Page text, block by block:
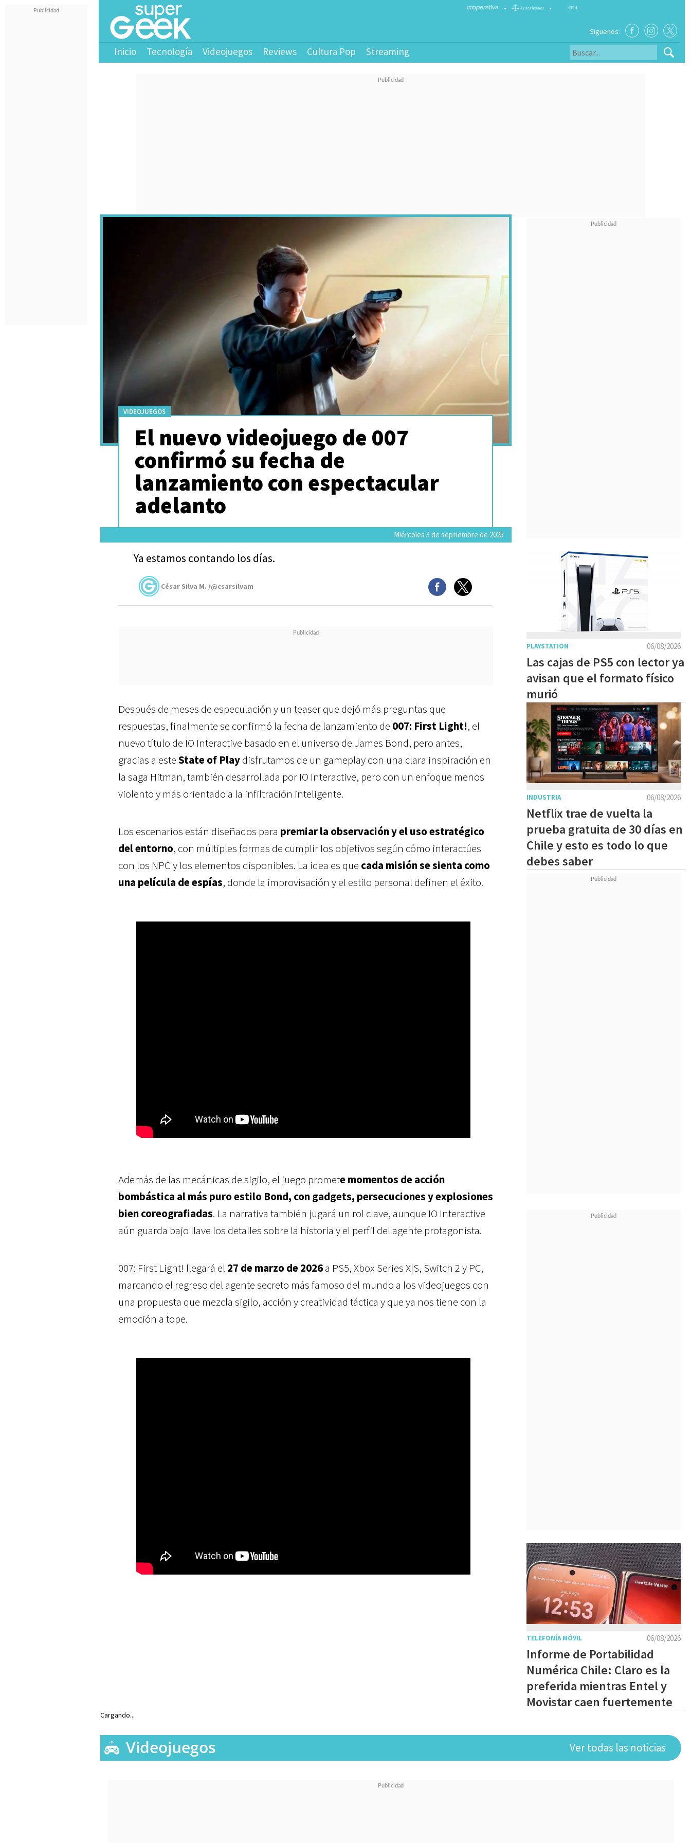
• •
Síguenos:
Inicio Tecnología Videojuegos Reviews Cultura Pop Streaming
VIDEOJUEGOS
El nuevo videojuego de 007
confirmó su fecha de
lanzamiento con espectacular
adelanto
Miércoles 3 de septiembre de 2025
Ya estamos contando los días.
César Silva M. /@csarsilvam
Después de meses de especulación y un teaser que dejó más preguntas que
respuestas, finalmente se confirmó la fecha de lanzamiento de 007: First Light!, el
nuevo título de IO Interactive basado en el universo de James Bond, pero antes,
gracias a esteState of Playdisfrutamos de un gameplay con una clara inspiración en
la saga Hitman, también desarrollada por IO Interactive, pero con un enfoque menos
violento y más orientado a la infiltración inteligente.
Los escenarios están diseñados para premiar la observación y el uso estratégico
del entorno, con múltiples formas de cumplir los objetivos según cómo interactúes
con los NPC y los elementos disponibles. La idea es que cada misión se sienta como
una película de espías, donde la improvisación y el estilo personal definen el éxito.
Además de las mecánicas de sigilo, el juego promete momentos de acción
bombástica al más puro estilo Bond, con gadgets, persecuciones y explosiones
bien coreografiadas. La narrativa también jugará un rol clave, aunque IO Interactive
aún guarda bajo llave los detalles sobre la historia y el perfil del agente protagonista.
007: First Light! llegará el 27 de marzo de 2026a PS5, Xbox Series X|S, Switch 2 y PC,
marcando el regreso del agente secreto más famoso del mundo a los videojuegos con
una propuesta que mezcla sigilo, acción y creatividad táctica y que ya nos tiene con la
emoción a tope.
06/08/2026
PLAYSTATION
Las cajas de PS5 con lector ya
avisan que el formato físico
murió
06/08/2026
INDUSTRIA
Netflix trae de vuelta la
prueba gratuita de 30 días en
Chile y esto es todo lo que
debes saber
06/08/2026
TELEFONÍA MÓVIL
Informe de Portabilidad
Numérica Chile: Claro es la
preferida mientras Entel y
Movistar caen fuertemente
Cargando...
Ver todas las noticias
Videojuegos